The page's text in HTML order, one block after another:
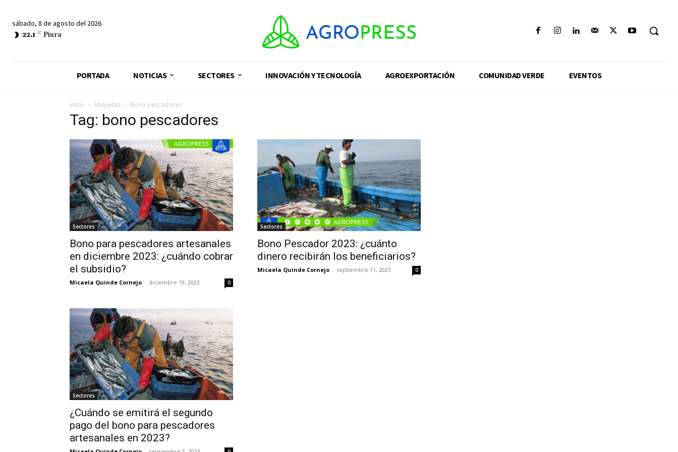
sábado, 8 de agosto del 2026
22.1 C Piura
PORTADA NOTICIAS SECTORES INNOVACIÓN Y TECNOLOGÍA AGROEXPORTACIÓN COMUNIDAD VERDE EVENTOS
Inicio Etiquetas Bono pescadores
Tag: bono pescadores
Sectores
Bono para pescadores artesanales
en diciembre 2023: ¿cuándo cobrar
el subsidio?
Micaela Quinde Cornejo - diciembre 19, 2023 0
Sectores
Bono Pescador 2023: ¿cuánto
dinero recibirán los beneficiarios?
Micaela Quinde Cornejo - septiembre 11, 2023 0
Sectores
¿Cuándo se emitirá el segundo
pago del bono para pescadores
artesanales en 2023?